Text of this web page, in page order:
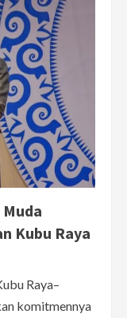
Kubu Raya
Raya–
komitmennya